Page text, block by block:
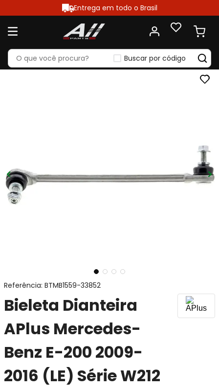
Entrega em todo o Brasil
Buscar por código
Referência: BTMB1559-33852
Bieleta Dianteira
APlus Mercedes-
Benz E-200 2009-
2016 (LE) Série W212